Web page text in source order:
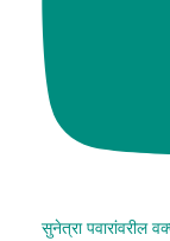
सुनेत्रा पवारांवरील